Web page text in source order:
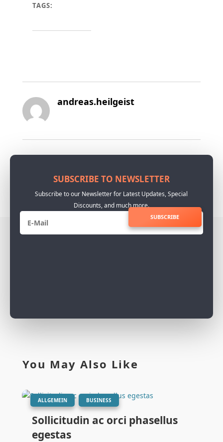
TAGS:
andreas.heilgeist
SUBSCRIBE TO NEWSLETTER
Subscribe to our Newsletter for Latest Updates, Special
Discounts, and much more.
SUBSCRIBE
You May Also Like
Sollicitudin ac orci phasellus
egestas
| ALLGEMEIN BUSINESS